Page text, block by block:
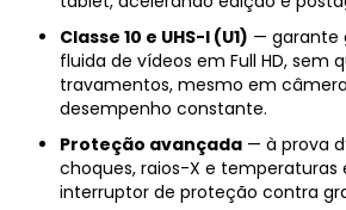
Classe 10 e UHS-I (U1) — garante
fluida de vídeos em Full HD, sem
travamentos, mesmo em
desempenho constante.
Proteção avançada — à prova
choques, raios-X e temperaturas
interruptor de proteção contra